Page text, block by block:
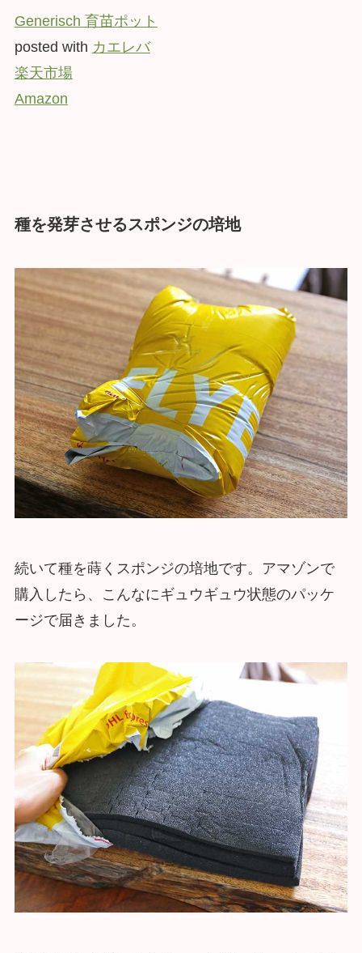
Generisch 育苗ポット
posted with カエレバ
楽天市場
Amazon
種を発芽させるスポンジの培地
続いて種を蒔くスポンジの培地です。アマゾンで
購入したら、こんなにギュウギュウ状態のパッケ
ージで届きました。